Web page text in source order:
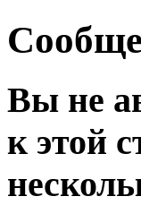
Вы не
к этой